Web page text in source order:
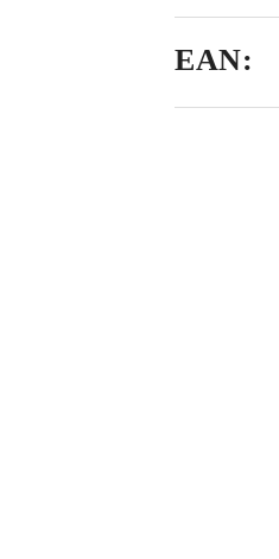
EAN: